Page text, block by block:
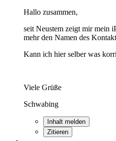
Hallo zusammen,
seit Neustem zeigt mir mein
mehr den Namen des
Kann ich hier selber was
Viele Grüße
Schwabing
Inhalt melden
Zitieren